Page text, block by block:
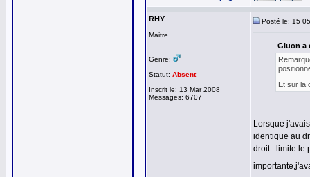
RHY
Maitre
Genre:
Statut: Absent
Inscrit le: 13 Mar 2008
Messages: 6707
Posté le: 15
Gluon a
Et sur la
Lorsque
identique au
droit...limite le